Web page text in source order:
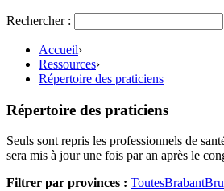
Rechercher :
Accueil›
Ressources›
Répertoire des praticiens
Répertoire des praticiens
Seuls sont repris les professionnels de
sera mis à jour une fois par an après le
Filtrer par provinces : ToutesBrabant